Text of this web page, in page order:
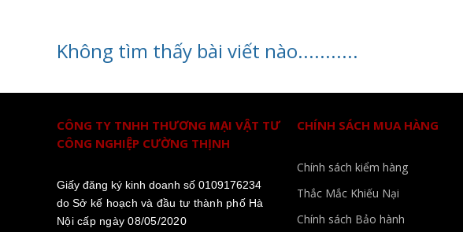
Không tìm thấy bài viết nào...........
CÔNG TY TNHH THƯƠNG MẠI VẬT TƯ
CÔNG NGHIỆP CƯỜNG THỊNH
Giấy đăng ký kinh doanh số 0109176234
do Sở kế hoạch và đầu tư thành phố Hà
Nội cấp ngày 08/05/2020
CHÍNH SÁCH MUA HÀNG
Chính sách kiểm hàng
Thắc Mắc Khiếu Nại
Chính sách Bảo hành